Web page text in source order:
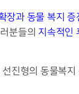
장과 동물 복지
분들의 지속적인
진형의 동물복